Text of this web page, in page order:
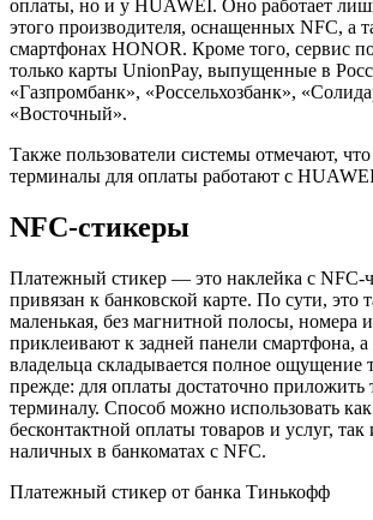
оплаты, но и у HUAWEI. Оно работает
этого производителя, оснащенных NFC, а
смартфонах HONOR. Кроме того, сервис
только карты UnionPay, выпущенные в
«Газпромбанк», «Россельхозбанк»,
«Восточный».
Также пользователи системы отмечают, что
терминалы для оплаты работают с
NFC-стикеры
Платежный стикер — это наклейка с NFC-
привязан к банковской карте. По сути, это
маленькая, без магнитной полосы, номера
приклеивают к задней панели смартфона,
владельца складывается полное ощущение
прежде: для оплаты достаточно приложить
терминалу. Способ можно использовать
бесконтактной оплаты товаров и услуг, так
наличных в банкоматах с NFC.
Платежный стикер от банка Тинькофф